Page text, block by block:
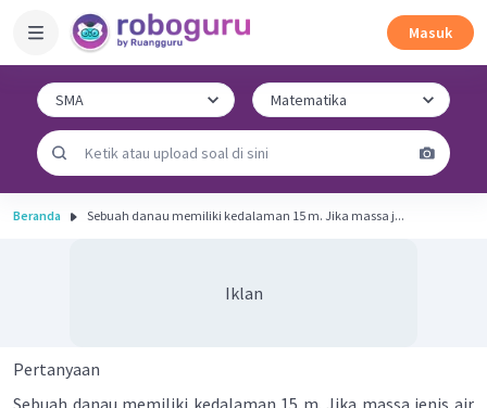
Masuk
Beranda Sebuah danau memiliki kedalaman 15 m. Jika massa j...
Iklan
Pertanyaan
Sebuah danau memiliki kedalaman 15 m. Jika massa jenis air